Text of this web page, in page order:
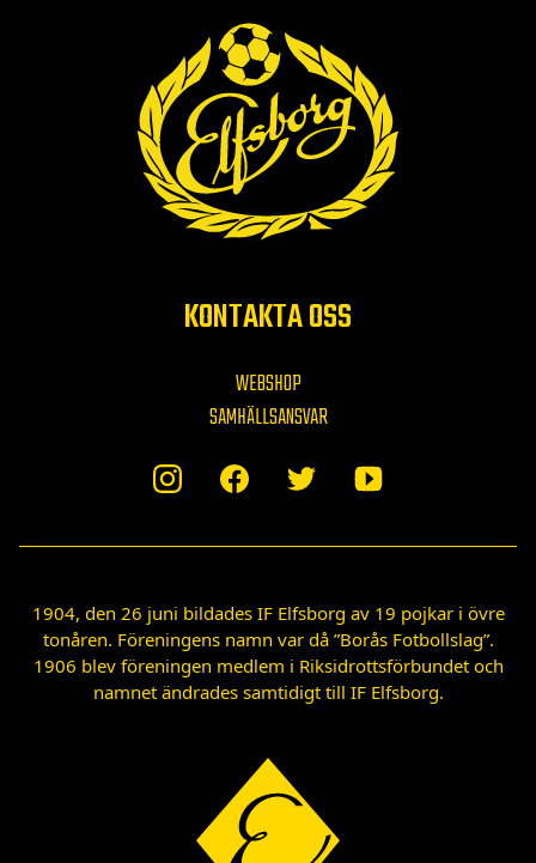
KONTAKTA OSS
WEBSHOP
SAMHÄLLSANSVAR
1904, den 26 juni bildades IF Elfsborg av 19 pojkar i övre
tonåren. Föreningens namn var då ”Borås Fotbollslag”.
1906 blev föreningen medlem i Riksidrottsförbundet och
namnet ändrades samtidigt till IF Elfsborg.